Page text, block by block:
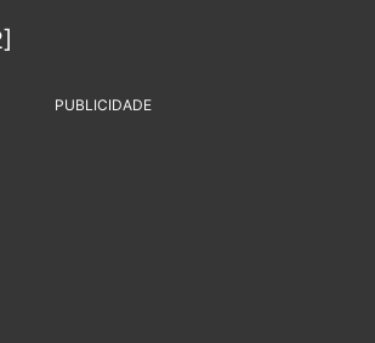
PUBLICIDADE